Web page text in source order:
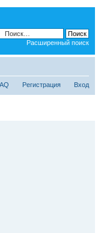
Расширенный поиск
Регистрация Вход